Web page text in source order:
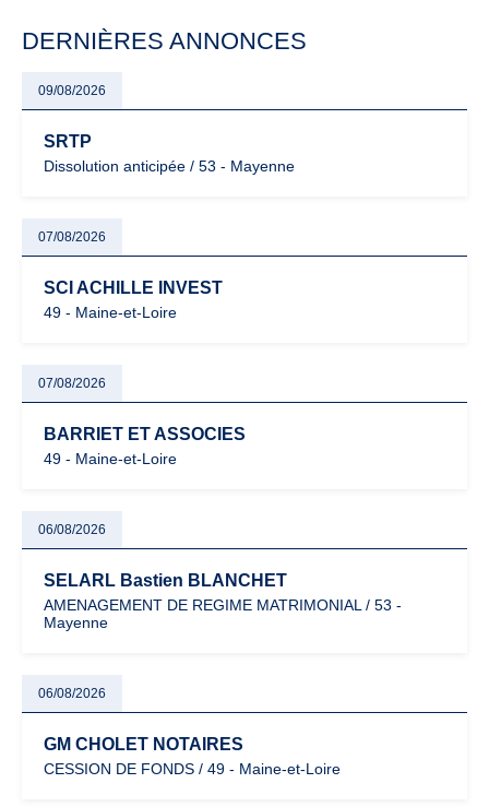
DERNIÈRES ANNONCES
09/08/2026
SRTP
Dissolution anticipée / 53 - Mayenne
07/08/2026
SCI ACHILLE INVEST
49 - Maine-et-Loire
07/08/2026
BARRIET ET ASSOCIES
49 - Maine-et-Loire
06/08/2026
SELARL Bastien BLANCHET
AMENAGEMENT DE REGIME MATRIMONIAL / 53 -
Mayenne
06/08/2026
GM CHOLET NOTAIRES
CESSION DE FONDS / 49 - Maine-et-Loire